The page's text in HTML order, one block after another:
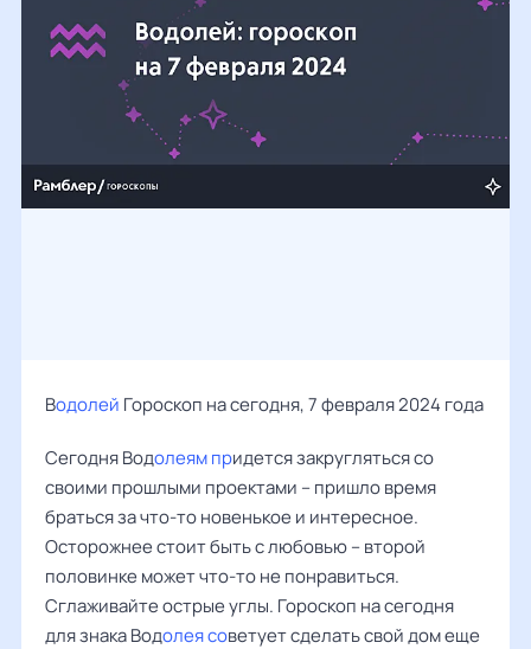
Водолей Гороскоп на сегодня, 7 февраля 2024 года
Сегодня Водолеям придется закругляться со
своими прошлыми проектами – пришло время
браться за что-то новенькое и интересное.
Осторожнее стоит быть с любовью – второй
половинке может что-то не понравиться.
Сглаживайте острые углы. Гороскоп на сегодня
для знака Водолея советует сделать свой дом еще